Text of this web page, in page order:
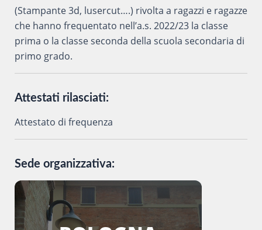
(Stampante 3d, lusercut….) rivolta a ragazzi e ragazze
che hanno frequentato nell’a.s. 2022/23 la classe
prima o la classe seconda della scuola secondaria di
primo grado.
Attestati rilasciati:
Attestato di frequenza
Sede organizzativa: